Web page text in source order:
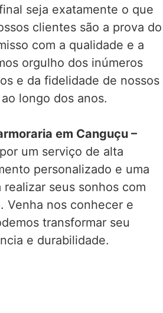
seja exatamente o que
clientes são a prova do
com a qualidade e a
orgulho dos inúmeros
e da fidelidade de nossos
longo dos anos.
em Canguçu –
um serviço de alta
personalizado e uma
seus sonhos com
Venha nos conhecer e
transformar seu
e durabilidade.